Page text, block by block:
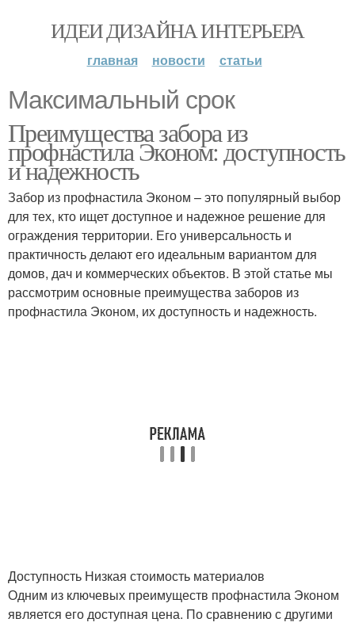
ИДЕИ ДИЗАЙНА ИНТЕРЬЕРА
главная новости статьи
Максимальный срок
Преимущества забора из
профнастила Эконом: доступность
и надежность
Забор из профнастила Эконом – это популярный выбор
для тех, кто ищет доступное и надежное решение для
ограждения территории. Его универсальность и
практичность делают его идеальным вариантом для
домов, дач и коммерческих объектов. В этой статье мы
рассмотрим основные преимущества заборов из
профнастила Эконом, их доступность и надежность.
Доступность Низкая стоимость материалов
Одним из ключевых преимуществ профнастила Эконом
является его доступная цена. По сравнению с другими